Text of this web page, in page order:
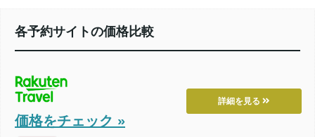
各予約サイトの価格比較
詳細を見る
価格をチェック »